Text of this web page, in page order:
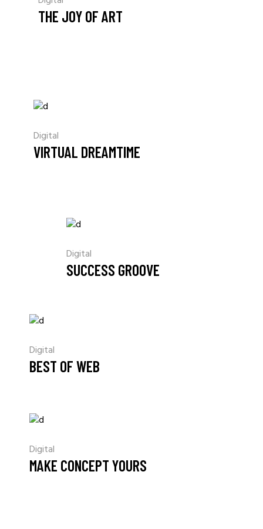
THE JOY OF ART
Digital
VIRTUAL DREAMTIME
Digital
SUCCESS GROOVE
Digital
BEST OF WEB
Digital
MAKE CONCEPT YOURS